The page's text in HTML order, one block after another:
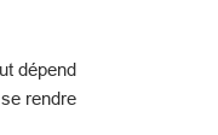
dépend
rendre